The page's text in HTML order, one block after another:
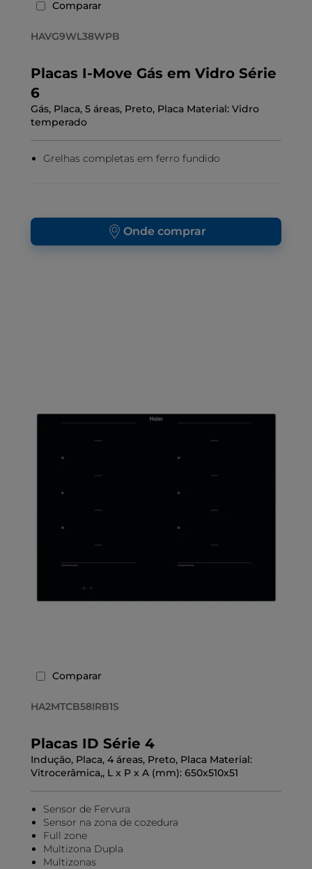
Comparar
HAVG9WL38WPB
Placas I-Move Gás em Vidro Série
6
Gás, Placa, 5 áreas, Preto, Placa Material: Vidro
temperado
Grelhas completas em ferro fundido
Onde comprar
Comparar
HA2MTCB58IRB1S
Placas ID Série 4
Indução, Placa, 4 áreas, Preto, Placa Material:
Vitrocerâmica,, L x P x A (mm): 650x510x51
Sensor de Fervura
Sensor na zona de cozedura
Full zone
Multizona Dupla
Multizonas